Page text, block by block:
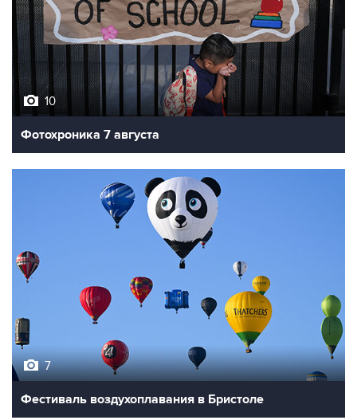
10
Фотохроника 7 августа
7
Фестиваль воздухоплавания в Бристоле